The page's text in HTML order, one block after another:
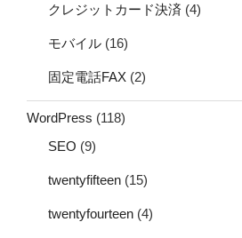
クレジットカード決済 (4)
モバイル (16)
固定電話FAX (2)
WordPress (118)
SEO (9)
twentyfifteen (15)
twentyfourteen (4)